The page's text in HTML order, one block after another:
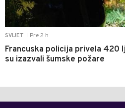
SVIJET Pre 2 h
Francuska policija privela 420
su izazvali šumske požare